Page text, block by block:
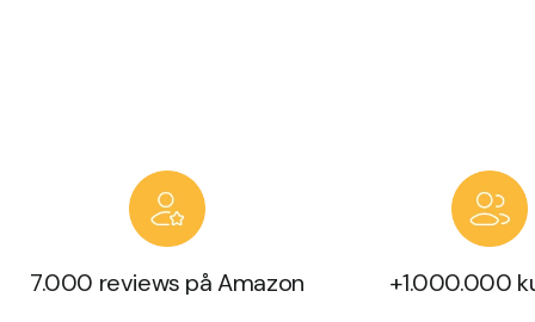
7.000 reviews på Amazon +1.000.000